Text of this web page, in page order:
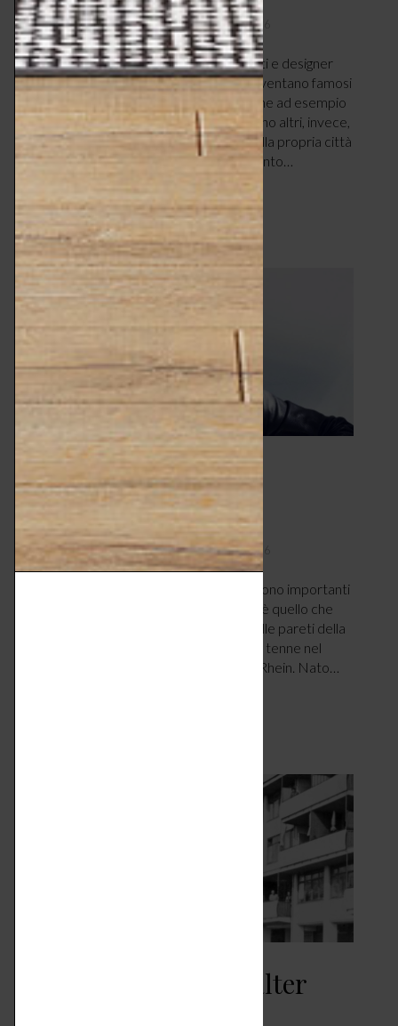
DESIGN & TENDENZE MAGGIO 25, 2026
di Maria Chiara Antonini. Ci sono architetti e designer
che si trasferiscono in un altro paese e diventano famosi
all’estero, prima ancora che in patria, come ad esempio
Patricia Urquiola o Ron Arad. Se ne trovano altri, invece,
che rimangono profondamente radicati alla propria città
d’origine, diventandone un importante punto…
LEGGI ARTICOLO
Icone di Design –
Konstantin Grcic
DESIGN & TENDENZE MAGGIO 18, 2026
di Evi Mibelli. “Ti circondi delle cose che sono importanti
per te. Il tuo spazio, i tuoi oggetti: questo è quello che
sei”. Questa frase campeggiava su una delle pareti della
mostra dedicata a Konstatin Grcic, che si tenne nel
2015 al Vitra Design Museum a Weil am Rhein. Nato…
Icone di Design – Walter